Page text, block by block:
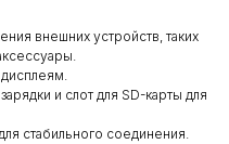
внешних устройств, таких
и слот для SD-карты для
стабильного соединения.